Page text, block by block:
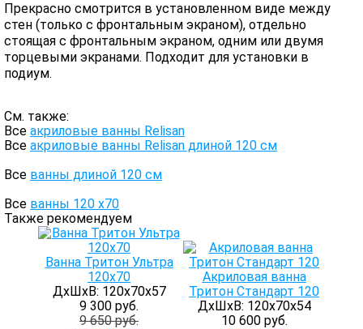
Прекрасно смотрится в установленном виде между
стен (только с фронтальным экраном), отдельно
стоящая с фронтальным экраном, одним или двумя
торцевыми экранами. Подходит для установки в
подиум.
См. также:
Все акриловые ванны Relisan
Все акриловые ванны Relisan длиной 120 см
Все ванны длиной 120 см
Все ванны 120 х70
Также рекомендуем
Ванна Тритон Ультра
120x70
ДхШхВ: 120х70х57
9 300 руб.
9 650 руб.
Акриловая ванна
Тритон Стандарт 120
ДхШхВ: 120х70х54
10 600 руб.